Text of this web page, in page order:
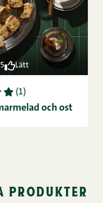
Lätt
5 (1)
och ost
produkter